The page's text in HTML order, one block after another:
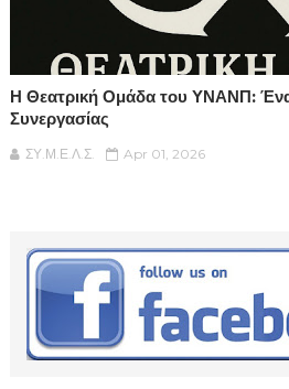
Η Θεατρική Ομάδα του ΥΝΑΝΠ: Ένα
Συνεργασίας
ΣΥ.Μ.Ε.Λ.Σ. Apr 01, 2026